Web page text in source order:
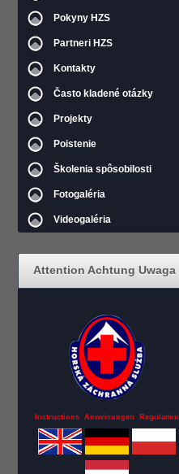
Pokyny HZS
Partneri HZS
Kontakty
Často kladené otázky
Projekty
Poistenie
Školenia spôsobilosti
Fotogaléria
Videogaléria
Attention Achtung Uwaga
Instructions Anweisungen Regulamin